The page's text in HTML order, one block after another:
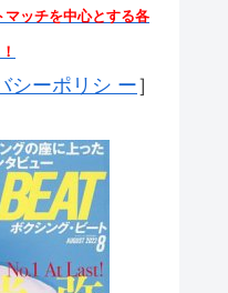
マッチを中心とする各
シーポリシ ー］